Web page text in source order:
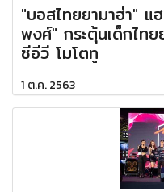
"บอสไทยยามาฮ่า"
พงศ์" กระตุ้นเด็กไท
ซีอีวี โมโตทู
1 ต.ค. 2563